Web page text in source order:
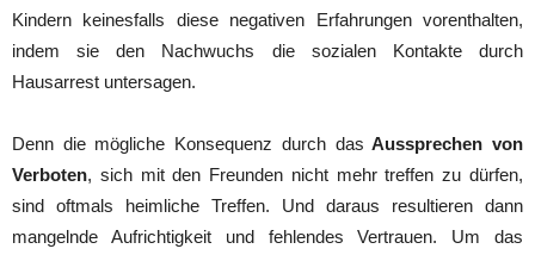
Kindern keinesfalls diese negativen Erfahrungen vorenthalten,
indem sie den Nachwuchs die sozialen Kontakte durch
Hausarrest untersagen.
Denn die mögliche Konsequenz durch das Aussprechen von
Verboten, sich mit den Freunden nicht mehr treffen zu dürfen,
sind oftmals heimliche Treffen. Und daraus resultieren dann
mangelnde Aufrichtigkeit und fehlendes Vertrauen. Um das